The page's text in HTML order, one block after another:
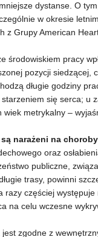
dystanse. O
w okresie
z Grupy American
środowiskiem pracy
pozycji siedzącej,
długie godziny
się serca; u
wiek metrykalny –
narażeni na choroby
oraz
publiczne,
trasy, powinni
razy częściej
na celu wczesne
jest zgodne z